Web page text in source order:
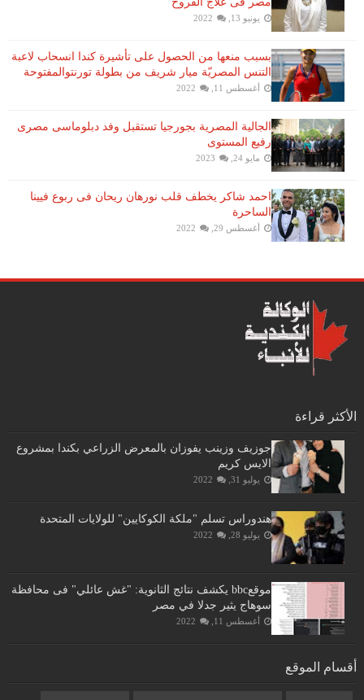
يونيو 13, 2022
بسبب منعها من الحصول على تأشيرة كندا انسحاب لاعبة ​
التنس​ المصريّة ​ميار شريف​ من بطولة ​تورنتو​المفتوحة
أغسطس 11, 2022
الجالية المصرية بجورجيا تستقبل وفد دبلوماسى مصرى
رفيع المستوى
مايو 24, 2023
احمد شاكر يخطف قلب نورهان ريحان فى ربوع فيينا
الساحرة
أغسطس 29, 2022
الأكثر قراءة
جوزيف وزينب يفوزان بالمعرض الزراعي بكندا بمشروع
الايس كريم
يوليو 31, 2022
هندوراس تسلم "ملكة الكوكايين" للولايات المتحدة
يوليو 28, 2022
موقعbbc يكشف نتائج الثانوية: "غش عائلي" فى محافظة
سوهاج يثير جدلا في مصر
أغسطس 11, 2022
أقسام الموقع